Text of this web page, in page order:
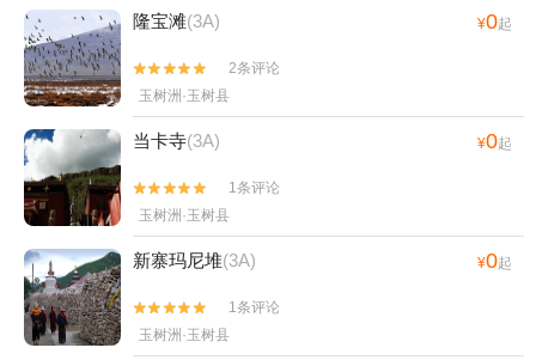
隆宝滩(3A) ¥0起


2条评论
玉树洲·玉树县
当卡寺(3A) ¥0起


1条评论
玉树洲·玉树县
新寨玛尼堆(3A) ¥0起


1条评论
玉树洲·玉树县